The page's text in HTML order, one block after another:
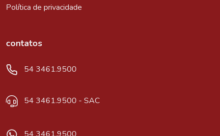
contatos
54 3461.9500
54 3461.9500 - SAC
Política de privacidade